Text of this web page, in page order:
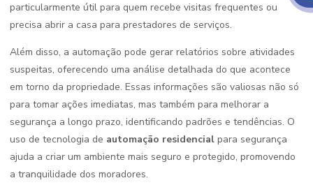
particularmente útil para quem recebe visitas frequentes ou
precisa abrir a casa para prestadores de serviços.
Além disso, a automação pode gerar relatórios sobre atividades
suspeitas, oferecendo uma análise detalhada do que acontece
em torno da propriedade. Essas informações são valiosas não só
para tomar ações imediatas, mas também para melhorar a
segurança a longo prazo, identificando padrões e tendências. O
uso de tecnologia de automação residencial para segurança
ajuda a criar um ambiente mais seguro e protegido, promovendo
a tranquilidade dos moradores.